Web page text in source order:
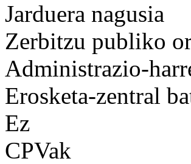
Jarduera nagusia
Zerbitzu publiko
Administrazio-
Erosketa-zentral
Ez
CPVak